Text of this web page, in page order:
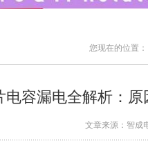
您现在的位置：
电容漏电全解析：原
文章来源：智成